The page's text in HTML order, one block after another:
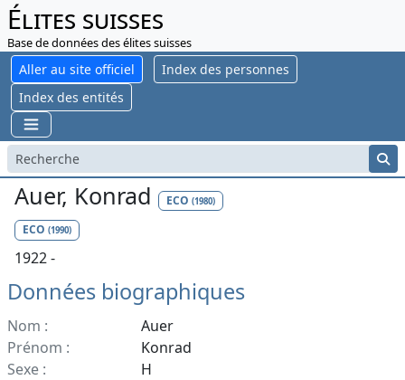
Élites suisses
Base de données des élites suisses
Aller au site officiel
Index des personnes
Index des entités
Auer, Konrad ECO (1980)
ECO (1990)
1922 -
Données biographiques
Nom :
Auer
Prénom :
Konrad
Sexe :
H